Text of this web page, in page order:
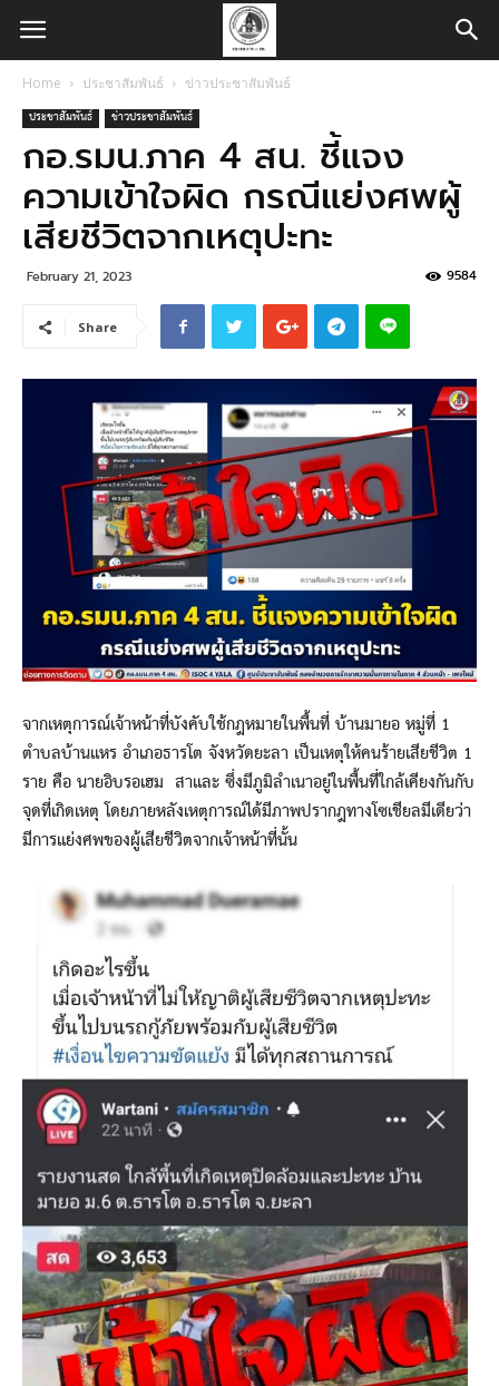
Home ประชาสัมพันธ์ ข่าวประชาสัมพันธ์
ประชาสัมพันธ์ ข่าวประชาสัมพันธ์
กอ.รมน.ภาค 4 สน. ชี้แจง
ความเข้าใจผิด กรณีแย่งศพผู้
เสียชีวิตจากเหตุปะทะ
February 21, 2023 9584
Share
จากเหตุการณ์เจ้าหน้าที่บังคับใช้กฎหมายในพื้นที่ บ้านมายอ หมู่ที่ 1
ตำบลบ้านแหร อำเภอธารโต จังหวัดยะลา เป็นเหตุให้คนร้ายเสียชีวิต 1
ราย คือ นายอิบรอเฮม สาและ ซึ่งมีภูมิลำเนาอยู่ในพื้นที่ใกล้เคียงกันกับ
จุดที่เกิดเหตุ โดยภายหลังเหตุการณ์ได้มีภาพปรากฎทางโซเชียลมีเดียว่า
มีการแย่งศพของผู้เสียชีวิตจากเจ้าหน้าที่นั้น